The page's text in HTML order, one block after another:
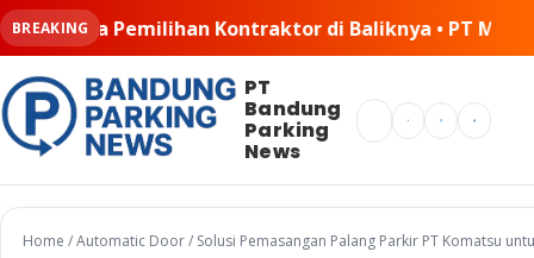
BREAKING • PT MSM Tiga Matra Satria:
PT
Bandung
Parking
News
Search
Home /Automatic Door/ Solusi Pemasangan Palang Parkir PT Komatsu